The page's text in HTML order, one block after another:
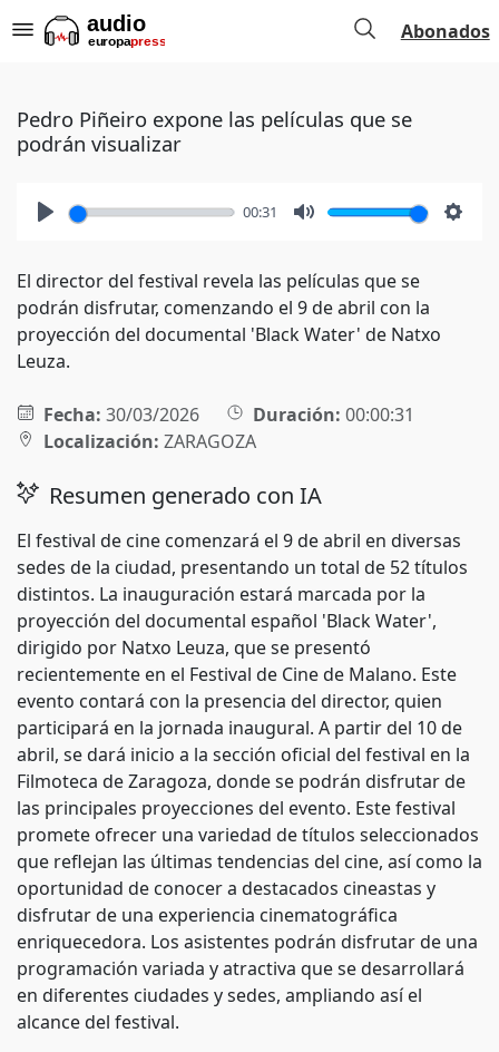
Abonados
Pedro Piñeiro expone las películas que se
podrán visualizar
00:31
El director del festival revela las películas que se
podrán disfrutar, comenzando el 9 de abril con la
proyección del documental 'Black Water' de Natxo
Leuza.
Fecha: 30/03/2026 Duración: 00:00:31
Localización: ZARAGOZA
Resumen generado con IA
El festival de cine comenzará el 9 de abril en diversas
sedes de la ciudad, presentando un total de 52 títulos
distintos. La inauguración estará marcada por la
proyección del documental español 'Black Water',
dirigido por Natxo Leuza, que se presentó
recientemente en el Festival de Cine de Malano. Este
evento contará con la presencia del director, quien
participará en la jornada inaugural. A partir del 10 de
abril, se dará inicio a la sección oficial del festival en la
Filmoteca de Zaragoza, donde se podrán disfrutar de
las principales proyecciones del evento. Este festival
promete ofrecer una variedad de títulos seleccionados
que reflejan las últimas tendencias del cine, así como la
oportunidad de conocer a destacados cineastas y
disfrutar de una experiencia cinematográfica
enriquecedora. Los asistentes podrán disfrutar de una
programación variada y atractiva que se desarrollará
en diferentes ciudades y sedes, ampliando así el
alcance del festival.